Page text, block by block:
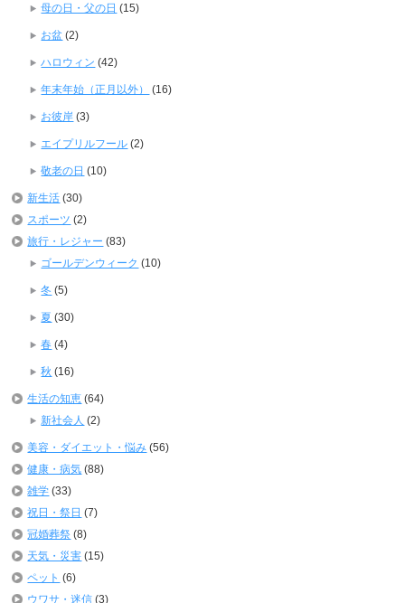
母の日・父の日 (15)
お盆 (2)
ハロウィン (42)
年末年始（正月以外） (16)
お彼岸 (3)
エイプリルフール (2)
敬老の日 (10)
新生活 (30)
スポーツ (2)
旅行・レジャー (83)
ゴールデンウィーク (10)
冬 (5)
夏 (30)
春 (4)
秋 (16)
生活の知恵 (64)
新社会人 (2)
美容・ダイエット・悩み (56)
健康・病気 (88)
雑学 (33)
祝日・祭日 (7)
冠婚葬祭 (8)
天気・災害 (15)
ペット (6)
ウワサ・迷信 (3)